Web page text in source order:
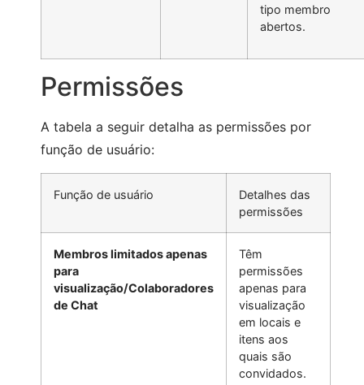
tipo membro
abertos.
Permissões
A tabela a seguir detalha as permissões por
função de usuário:
Função de usuário
Detalhes das
permissões
Membros limitados apenas
para
visualização/Colaboradores
de Chat
Têm
permissões
apenas para
visualização
em locais e
itens aos
quais são
convidados.